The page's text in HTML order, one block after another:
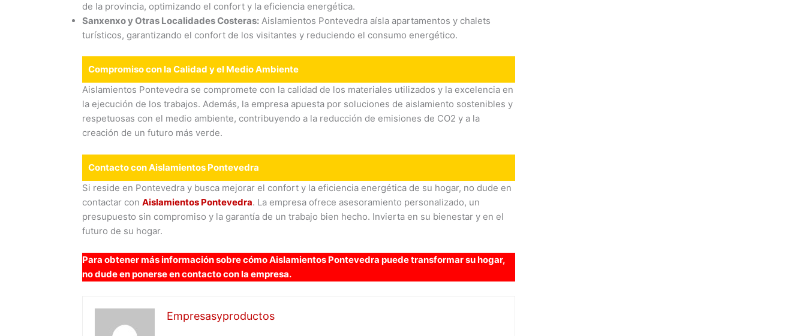
de la provincia, optimizando el confort y la eficiencia energética.
Sanxenxo y Otras Localidades Costeras: Aislamientos Pontevedra aísla apartamentos y chalets
turísticos, garantizando el confort de los visitantes y reduciendo el consumo energético.
Compromiso con la Calidad y el Medio Ambiente
Aislamientos Pontevedra se compromete con la calidad de los materiales utilizados y la excelencia en
la ejecución de los trabajos. Además, la empresa apuesta por soluciones de aislamiento sostenibles y
respetuosas con el medio ambiente, contribuyendo a la reducción de emisiones de CO2 y a la
creación de un futuro más verde.
Contacto con Aislamientos Pontevedra
Si reside en Pontevedra y busca mejorar el confort y la eficiencia energética de su hogar, no dude en
contactar con Aislamientos Pontevedra. La empresa ofrece asesoramiento personalizado, un
presupuesto sin compromiso y la garantía de un trabajo bien hecho. Invierta en su bienestar y en el
futuro de su hogar.
Para obtener más información sobre cómo Aislamientos Pontevedra puede transformar su hogar,
no dude en ponerse en contacto con la empresa.
Empresasyproductos